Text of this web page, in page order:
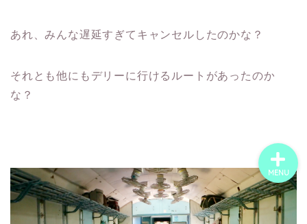
あれ、みんな遅延すぎてキャンセルしたのかな？
それとも他にもデリーに行けるルートがあったのか
な？
MENU
世界ウェディングフォト
旅するにこいち｜沖縄の
世界一周夫婦です